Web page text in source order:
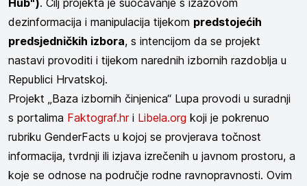
dezinformacija i manipulacija tijekom predstojećih
predsjedničkih izbora, s intencijom da se projekt
nastavi provoditi i tijekom narednih izbornih razdoblja u
Republici Hrvatskoj.
Projekt „Baza izbornih činjenica“ Lupa provodi u suradnji
s portalima Faktograf.hri Libela.org koji je pokrenuo
rubriku GenderFacts u kojoj se provjerava točnost
informacija, tvrdnji ili izjava izrečenih u javnom prostoru, a
koje se odnose na područje rodne ravnopravnosti. Ovim